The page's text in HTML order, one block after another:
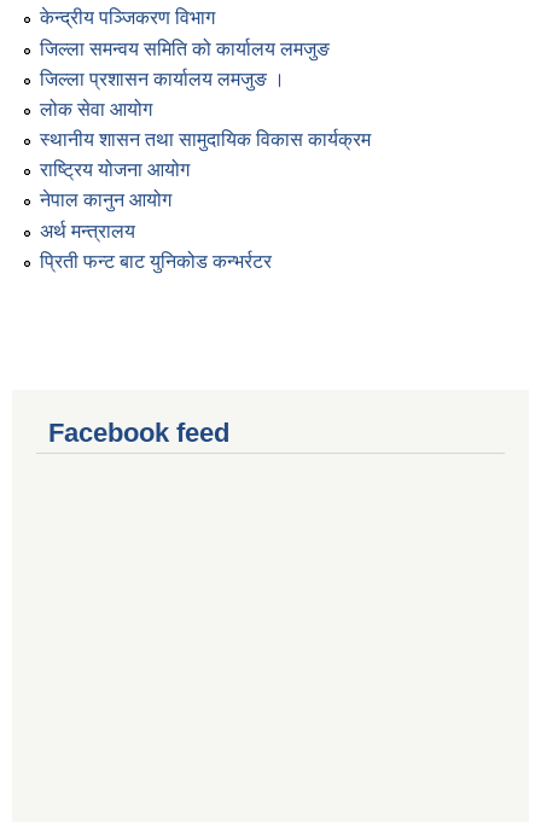
केन्द्रीय पञ्जिकरण विभाग
जिल्ला समन्वय समिति को कार्यालय लमजुङ
जिल्ला प्रशासन कार्यालय लमजुङ ।
लोक सेवा आयोग
स्थानीय शासन तथा सामुदायिक विकास कार्यक्रम
राष्ट्रिय योजना आयोग
नेपाल कानुन आयोग
अर्थ मन्त्रालय
प्रिती फन्ट बाट युनिकोड कन्भर्रटर
Facebook feed